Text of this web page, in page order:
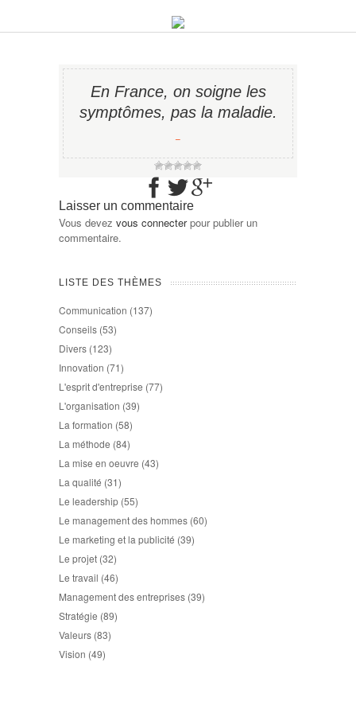
En France, on soigne les
symptômes, pas la maladie.
−
Laisser un commentaire
Vous devez vous connecterpour publier un
commentaire.
LISTE DES THÈMES
Communication (137)
Conseils (53)
Divers (123)
Innovation (71)
L'esprit d'entreprise (77)
L'organisation (39)
La formation (58)
La méthode (84)
La mise en oeuvre (43)
La qualité (31)
Le leadership (55)
Le management des hommes (60)
Le marketing et la publicité (39)
Le projet (32)
Le travail (46)
Management des entreprises (39)
Stratégie (89)
Valeurs (83)
Vision (49)